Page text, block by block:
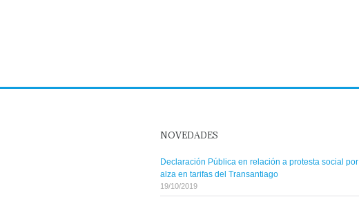
NOVEDADES
Declaración Pública en relación a protesta social por
alza en tarifas del Transantiago
19/10/2019